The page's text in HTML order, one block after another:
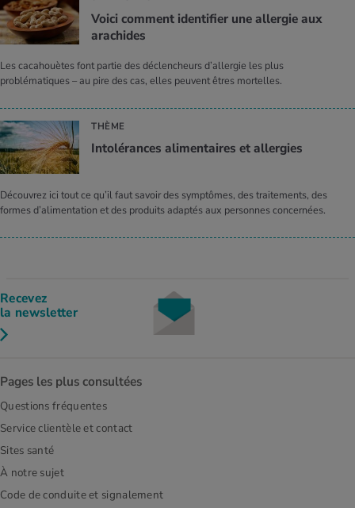
Voici comment identifier une allergie aux
arachides
Les cacahouètes font partie des déclencheurs d’allergie les plus
problématiques – au pire des cas, elles peuvent êtres mortelles.
THÈME
Intolérances alimentaires et allergies
Découvrez ici tout ce qu’il faut savoir des symptômes, des traitements, des
formes d’alimentation et des produits adaptés aux personnes concernées.
Recevez
la newsletter
Pages les plus consultées
Questions fréquentes
Service clientèle et contact
Sites santé
À notre sujet
Code de conduite et signalement